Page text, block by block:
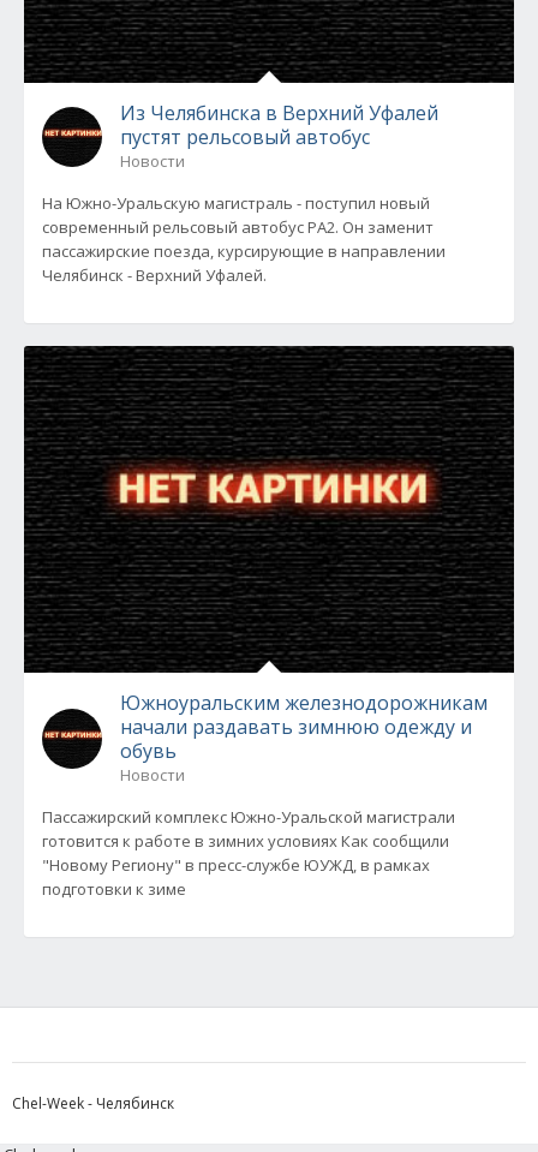
Из Челябинска в Верхний Уфалей
пустят рельсовый автобус
Новости
На Южно-Уральскую магистраль - поступил новый
современный рельсовый автобус РА2. Он заменит
пассажирские поезда, курсирующие в направлении
Челябинск - Верхний Уфалей.
Южноуральским железнодорожникам
начали раздавать зимнюю одежду и
обувь
Новости
Пассажирский комплекс Южно-Уральской магистрали
готовится к работе в зимних условиях Как сообщили
"Новому Региону" в пресс-службе ЮУЖД, в рамках
подготовки к зиме
Chel-Week - Челябинск